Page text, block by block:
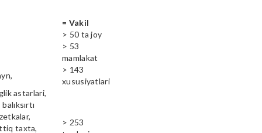
= Vakil
> 50 ta joy
> 53
mamlakat
> 143
xususiyatlari
astarlari,
taxta,
> 253